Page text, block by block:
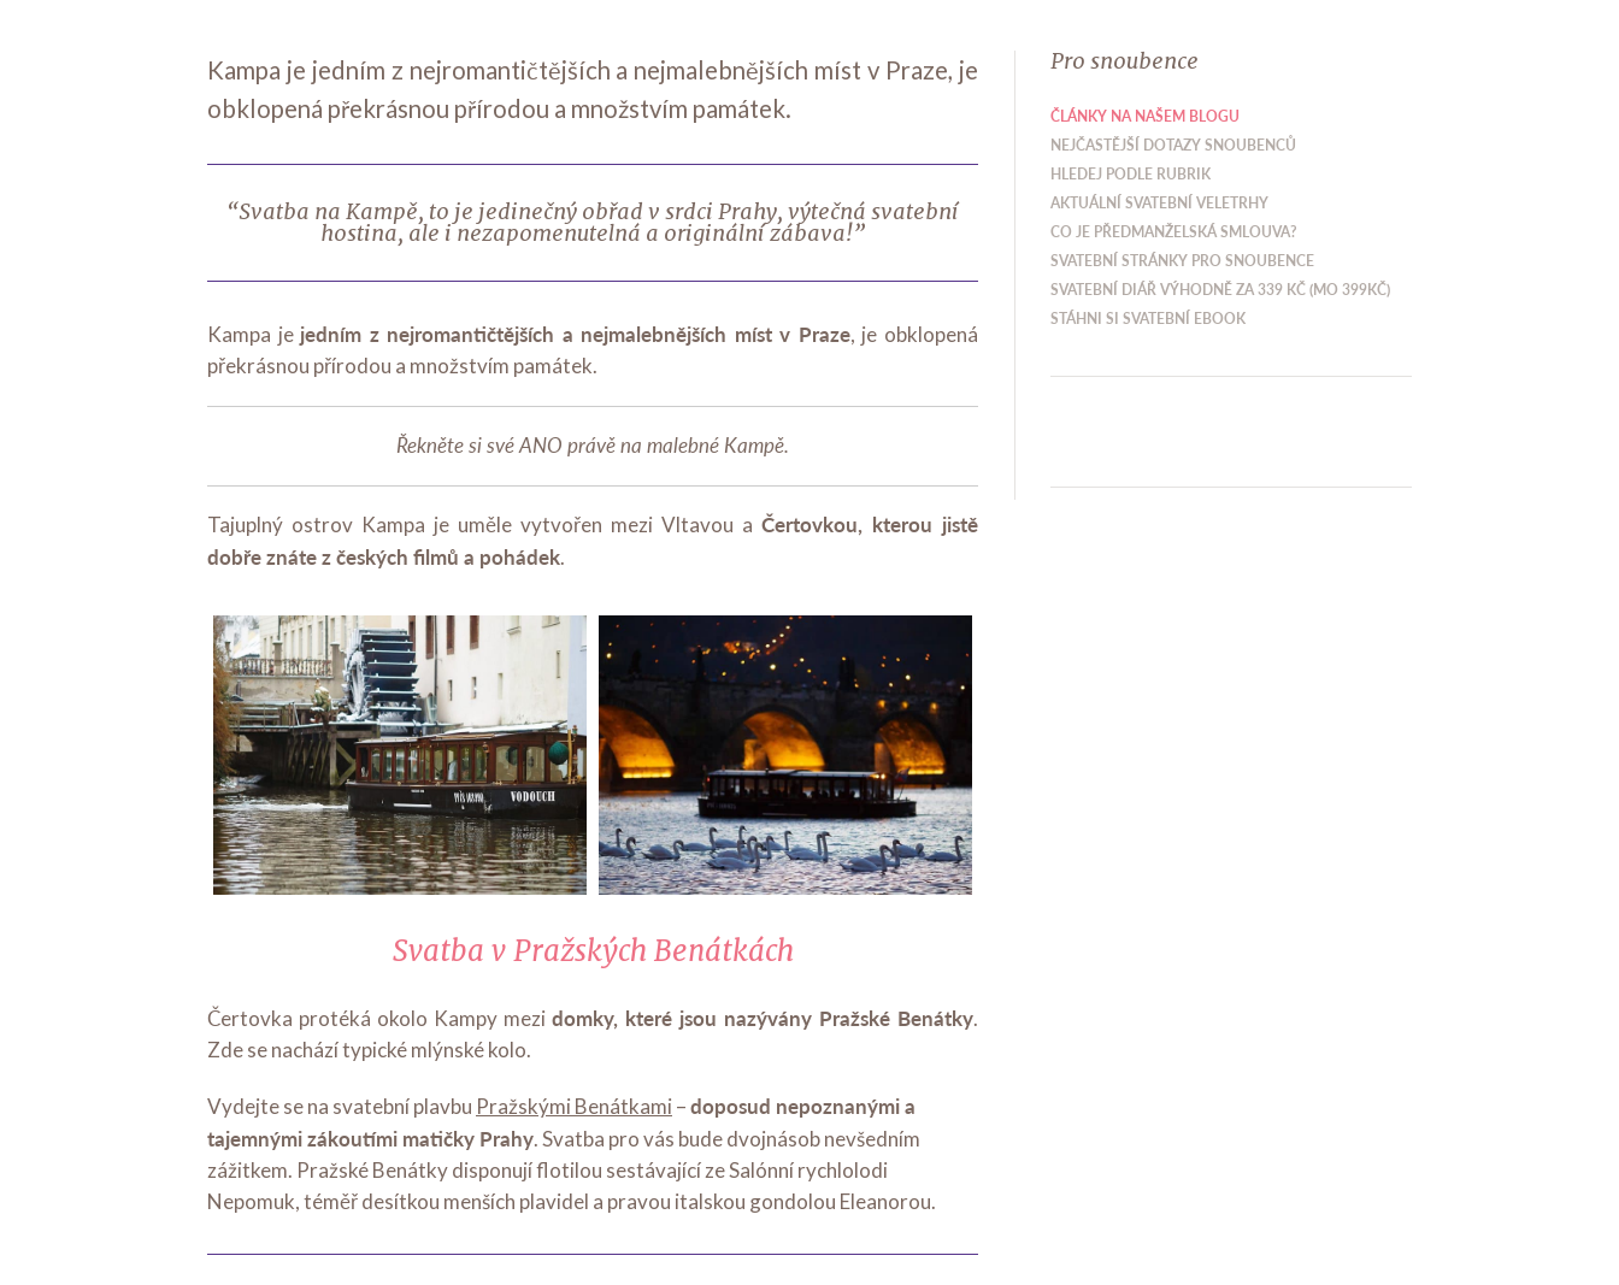
Kampa je jedním z nejromantičtějších a nejmalebnějších míst v Praze, je
obklopená překrásnou přírodou a množstvím památek.
“Svatba na Kampě, to je jedinečný obřad v srdci Prahy, výtečná svatební
hostina, ale i nezapomenutelná a originální zábava!”
Kampa je jedním z nejromantičtějších a nejmalebnějších míst v Praze, je obklopená
překrásnou přírodou a množstvím památek.
Řekněte si své ANO právě na malebné Kampě.
Tajuplný ostrov Kampa je uměle vytvořen mezi Vltavou a Čertovkou, kterou jistě
dobře znáte z českých filmů a pohádek.
Svatba v Pražských Benátkách
Čertovka protéká okolo Kampy mezi domky, které jsou nazývány Pražské Benátky.
Zde se nachází typické mlýnské kolo.
Vydejte se na svatební plavbu Pražskými Benátkami –doposud nepoznanými a
tajemnými zákoutími matičky Prahy. Svatba pro vás bude dvojnásob nevšedním
zážitkem. Pražské Benátky disponují flotilou sestávající ze Salónní rychlolodi
Nepomuk, téměř desítkou menších plavidel a pravou italskou gondolou Eleanorou.
Pro snoubence
ČLÁNKY NA NAŠEM BLOGU
NEJČASTĚJŠÍ DOTAZY SNOUBENCŮ
HLEDEJ PODLE RUBRIK
AKTUÁLNÍ SVATEBNÍ VELETRHY
CO JE PŘEDMANŽELSKÁ SMLOUVA?
SVATEBNÍ STRÁNKY PRO SNOUBENCE
SVATEBNÍ DIÁŘ VÝHODNĚ ZA 339 KČ (MO 399KČ)
STÁHNI SI SVATEBNÍ EBOOK